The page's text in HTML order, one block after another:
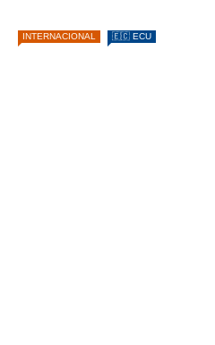
INTERNACIONAL 🇪🇨 ECU